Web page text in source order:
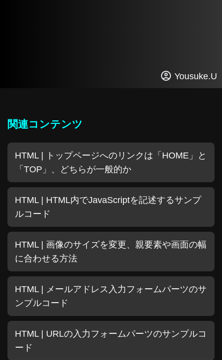
Yousuke.U
関連コンテンツ
HTML | トップページへのリンクは「HOME」と
「TOP」、どちらが一般的か
HTML | HTML内でJavaScriptを記述するサンプ
ルコード
HTML | 画像のサイズを変更、親要素や画面の幅
に合わせる方法
HTML | メールアドレス入力フォームパーツのサ
ンプルコード
HTML | URLの入力フォームパーツのサンプルコ
ード